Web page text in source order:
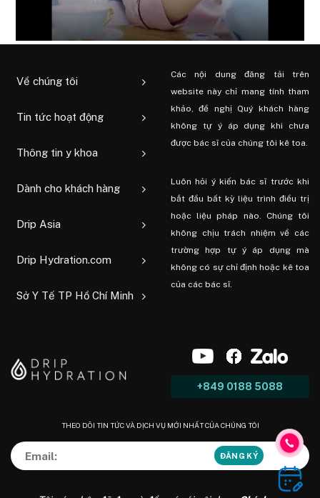
Về chúng tôi
Tin tức hoạt động
Thông tin y khoa
Dành cho khách hàng
Drip Asia
Drip Hydration.com
Sở Y Tế TP Hồ Chí Minh
Các nội dung đăng tải trên
website này chỉ mang tính tham
khảo, đề nghị Quý khách hàng
không tự ý áp dụng khi chưa
được bác sĩ của chúng tôi kê toa.
Luôn hỏi ý kiến ​​bác sĩ trước khi
bắt đầu bất kỳ liệu trình điều trị
hoặc liệu pháp nào. Chúng tôi
không chịu trách nhiệm về các
trường hợp tự ý áp dụng mà
không có sự chỉ định hoặc kê toa
của các bác sĩ.
+849 0188 5088
THEO DÕI TIN TỨC VÀ DỊCH VỤ MỚI NHẤT CỦA CHÚNG TÔI